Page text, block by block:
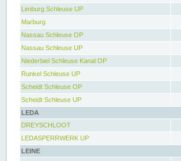
Limburg Schleuse UP
Marburg
Nassau Schleuse OP
Nassau Schleuse UP
Niederbiel Schleuse Kanal OP
Runkel Schleuse UP
Scheidt Schleuse OP
Scheidt Schleuse UP
LEDA
DREYSCHLOOT
LEDASPERRWERK UP
LEINE